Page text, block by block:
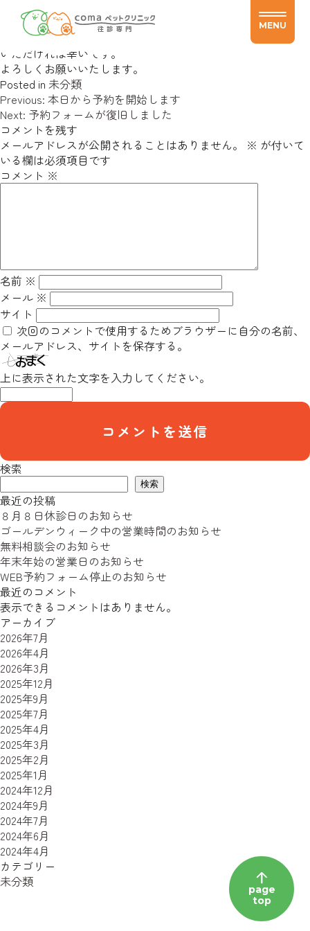
MENU
予約の際は、お電話ください
Posted on2024.06.172024.06.17by
現在、予約フォームが不具合を起こしているため、直接お電話
いただければ幸いです。
よろしくお願いいたします。
Posted in 未分類
投
稿
ナ
ビ
ゲ
ー
Previous: 本日から予約を開始します
Next: 予約フォームが復旧しました
コメントを残す
メールアドレスが公開されることはありません。
※ が付いて
いる欄は必須項目です
コメント ※
名前 ※
メール ※
サイト
次回のコメントで使用するためブラウザーに自分の名前、
メールアドレス、サイトを保存する。
上に表示された文字を入力してください。
検索
検索
最近の投稿
８月８日休診日のお知らせ
ゴールデンウィーク中の営業時間のお知らせ
無料相談会のお知らせ
年末年始の営業日のお知らせ
WEB予約フォーム停止のお知らせ
最近のコメント
表示できるコメントはありません。
アーカイブ
2026年7月
2026年4月
2026年3月
2025年12月
2025年9月
2025年7月
2025年4月
2025年3月
2025年2月
2025年1月
2024年12月
2024年9月
2024年7月
2024年6月
2024年4月
カテゴリー
未分類
page
top